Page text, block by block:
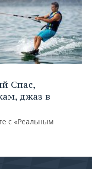
Спас,
джаз в
с «Реальным